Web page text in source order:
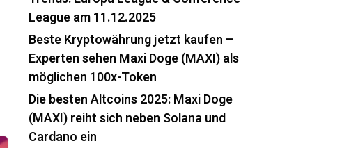
League am 11.12.2025
Beste Kryptowährung jetzt kaufen –
Experten sehen Maxi Doge (MAXI) als
möglichen 100x-Token
Die besten Altcoins 2025: Maxi Doge
(MAXI) reiht sich neben Solana und
Cardano ein